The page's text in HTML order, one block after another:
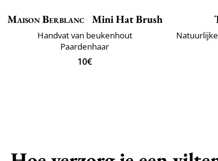
Maison Berblanc Mini Hat Brush
Handvat van beukenhout
Paardenhaar
10€